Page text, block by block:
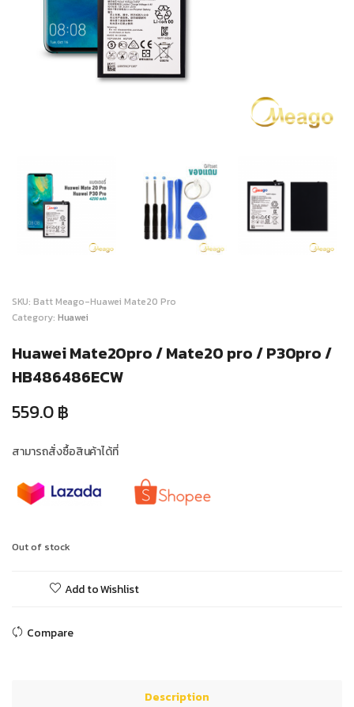
SKU: Batt Meago-Huawei Mate20 Pro
Category: Huawei
Huawei Mate20pro / Mate20 pro / P30pro /
HB486486ECW
559.0฿
สามารถสั่งซื้อสินค้าได้ที่
Out of stock
Add to Wishlist
Compare
Description